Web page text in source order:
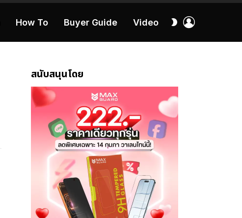
How To Buyer Guide Video
สลับ
สนับสนุนโดย